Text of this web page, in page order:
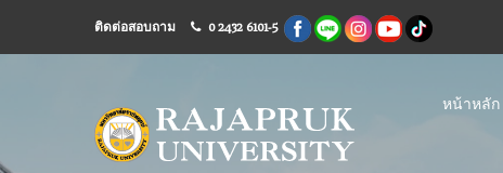
ติดต่อสอบถาม 0 2432 6101-5
หน้าหลัก